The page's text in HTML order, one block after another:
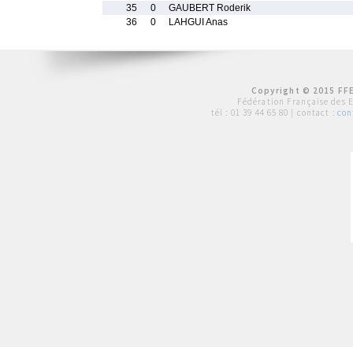
35
0
GAUBERT Roderik
36
0 LAHGUI Anas
Copyright © 2015
Fédération Française des
tél : 01 39 44 65 80 | contact :